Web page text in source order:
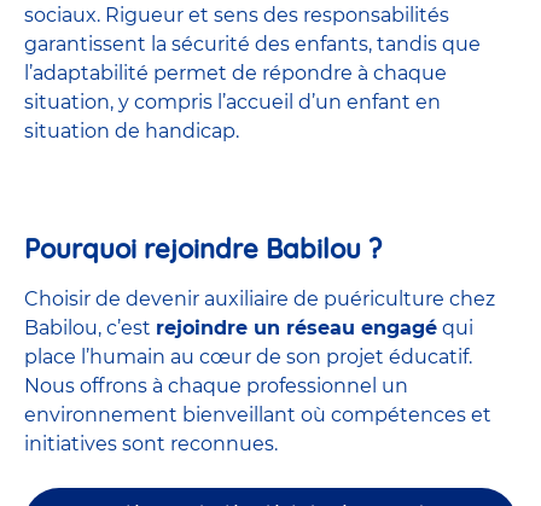
sociaux. Rigueur et sens des responsabilités
garantissent la sécurité des enfants, tandis que
l’adaptabilité permet de répondre à chaque
situation, y compris l’accueil d’un enfant en
situation de handicap.
Pourquoi rejoindre Babilou ?
Choisir de devenir auxiliaire de puériculture chez
Babilou, c’est rejoindre un réseau engagé qui
place l’humain au cœur de son projet éducatif.
Nous offrons à chaque professionnel un
environnement bienveillant où compétences et
initiatives sont reconnues.